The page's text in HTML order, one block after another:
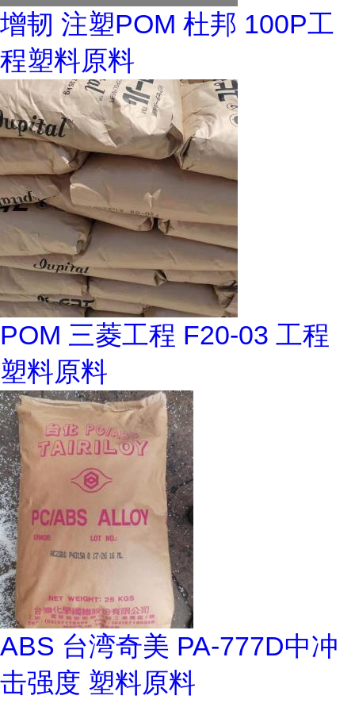
增韧 注塑POM 杜邦 100P工
程塑料原料
POM 三菱工程 F20-03 工程
塑料原料
ABS 台湾奇美 PA-777D中冲
击强度 塑料原料